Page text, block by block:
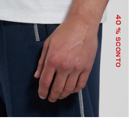
40
% SCONTO